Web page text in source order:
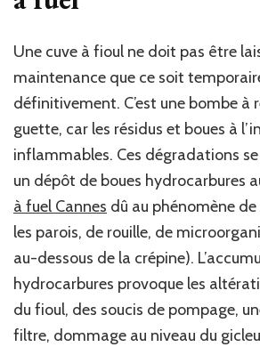
Une cuve à fioul ne doit pas être
maintenance que ce soit
définitivement. C’est une bombe à
guette, car les résidus et boues à
inflammables. Ces dégradations
un dépôt de boues hydrocarbures
à fuel Cannes dû au phénomène
les parois, de rouille, de
au-dessous de la crépine).
hydrocarbures provoque les
du fioul, des soucis de pompage,
filtre, dommage au niveau du